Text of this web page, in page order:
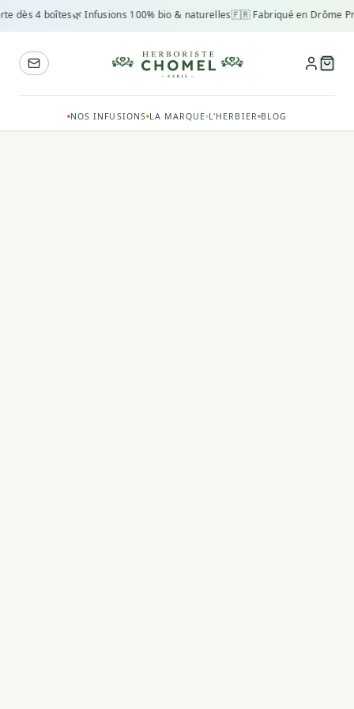
dès 4 boîtes🌿 Infusions 100% bio & naturelles🇫🇷 Fabriqué en Drôme
NOS INFUSIONS LA MARQUE L'HERBIER BLOG